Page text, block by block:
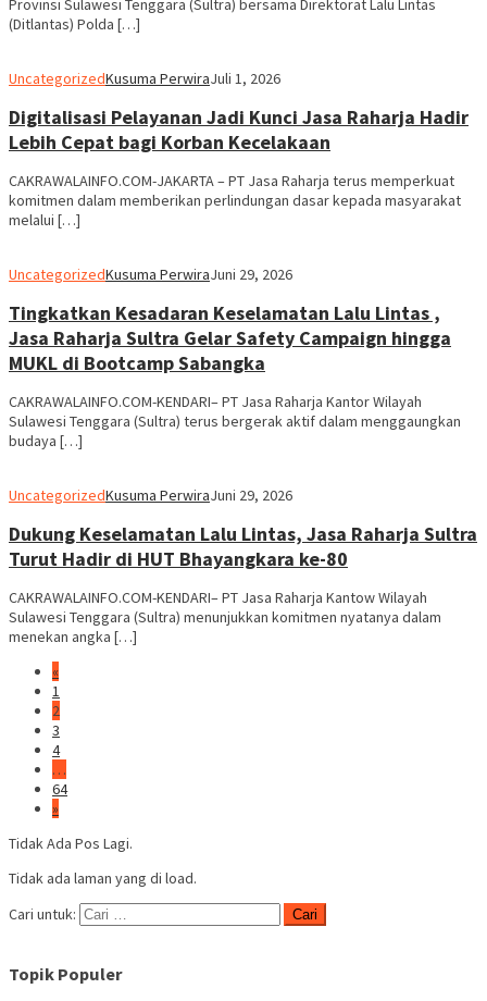
Provinsi Sulawesi Tenggara (Sultra) bersama Direktorat Lalu Lintas
(Ditlantas) Polda […]
UncategorizedKusuma PerwiraJuli 1, 2026
Digitalisasi Pelayanan Jadi Kunci Jasa Raharja Hadir
Lebih Cepat bagi Korban Kecelakaan
CAKRAWALAINFO.COM-JAKARTA – PT Jasa Raharja terus memperkuat
komitmen dalam memberikan perlindungan dasar kepada masyarakat
melalui […]
UncategorizedKusuma PerwiraJuni 29, 2026
Tingkatkan Kesadaran Keselamatan Lalu Lintas ,
Jasa Raharja Sultra Gelar Safety Campaign hingga
MUKL di Bootcamp Sabangka
CAKRAWALAINFO.COM-KENDARI– PT Jasa Raharja Kantor Wilayah
Sulawesi Tenggara (Sultra) terus bergerak aktif dalam menggaungkan
budaya […]
UncategorizedKusuma PerwiraJuni 29, 2026
Dukung Keselamatan Lalu Lintas, Jasa Raharja Sultra
Turut Hadir di HUT Bhayangkara ke-80
CAKRAWALAINFO.COM-KENDARI– PT Jasa Raharja Kantow Wilayah
Sulawesi Tenggara (Sultra) menunjukkan komitmen nyatanya dalam
menekan angka […]
«
1
2
3
4
…
64
»
Tidak Ada Pos Lagi.
Tidak ada laman yang di load.
Cari untuk:
Topik Populer